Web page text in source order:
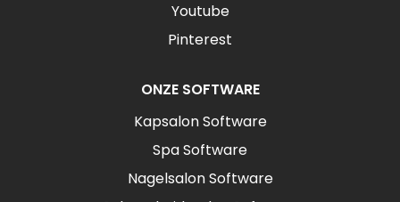
Youtube
Pinterest
ONZE SOFTWARE
Kapsalon Software
Spa Software
Nagelsalon Software